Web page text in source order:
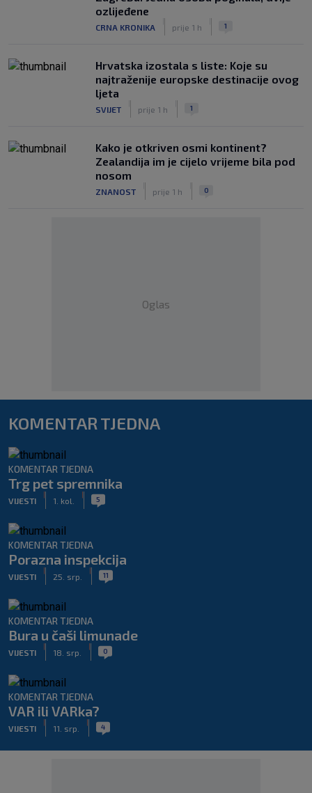
ozlijeđene
CRNA KRONIKA prije 1 h 1
Hrvatska izostala s liste: Koje su
najtraženije europske destinacije ovog
ljeta
SVIJET prije 1 h 1
Kako je otkriven osmi kontinent?
Zealandija im je cijelo vrijeme bila pod
nosom
ZNANOST prije 1 h 0
Oglas
KOMENTAR TJEDNA
KOMENTAR TJEDNA
Trg pet spremnika
VIJESTI 1. kol. 5
KOMENTAR TJEDNA
Porazna inspekcija
VIJESTI 25. srp. 11
KOMENTAR TJEDNA
Bura u čaši limunade
VIJESTI 18. srp. 0
KOMENTAR TJEDNA
VAR ili VARka?
VIJESTI 11. srp. 4